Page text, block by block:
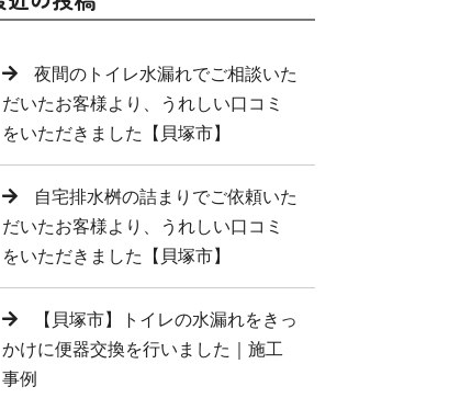
夜間のトイレ水漏れでご相談いた
だいたお客様より、うれしい口コミ
をいただきました【貝塚市】
自宅排水桝の詰まりでご依頼いた
だいたお客様より、うれしい口コミ
をいただきました【貝塚市】
【貝塚市】トイレの水漏れをきっ
かけに便器交換を行いました｜施工
事例